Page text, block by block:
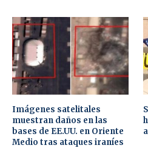
Imágenes satelitales
muestran daños en las
bases de EE.UU. en Oriente
Medio tras ataques iraníes